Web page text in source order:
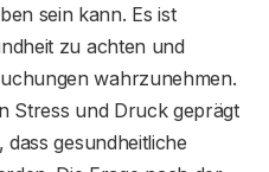
sein kann. Es ist
zu achten und
wahrzunehmen.
Stress und Druck geprägt
gesundheitliche